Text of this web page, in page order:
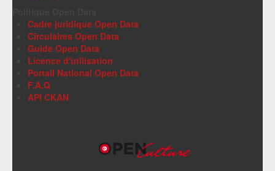
Cadre juridique Open Data
Circulaires Open Data
Guide Open Data
Licence d'utilisation
Portail National Open Data
F.A.Q
API CKAN